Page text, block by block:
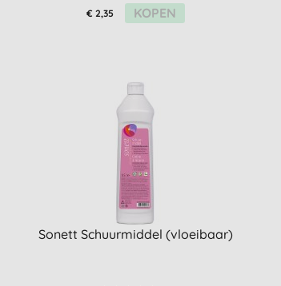
€ 2,35 KOPEN
Sonett Schuurmiddel (vloeibaar)